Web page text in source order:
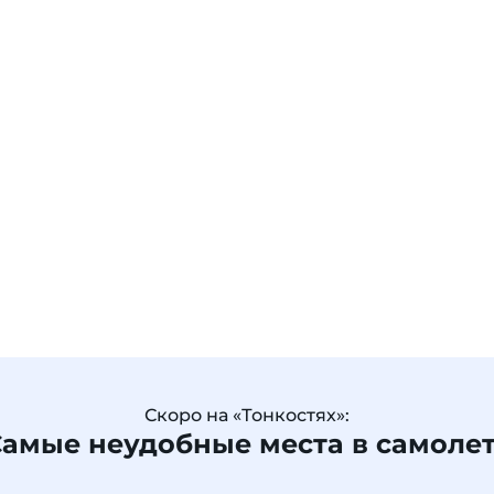
Скоро на «Тонкостях»:
неудобные места в